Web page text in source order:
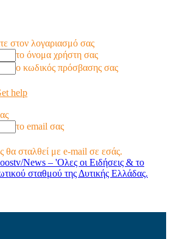
στον λογαριασμό σας
το όνομα χρήστη σας
ο κωδικός πρόσβασης σας
help
το email σας
θα σταλθεί με e-mail σε εσάς.
News – 'Ολες οι Ειδήσεις & το
σταθμού της Δυτικής Ελλάδας.